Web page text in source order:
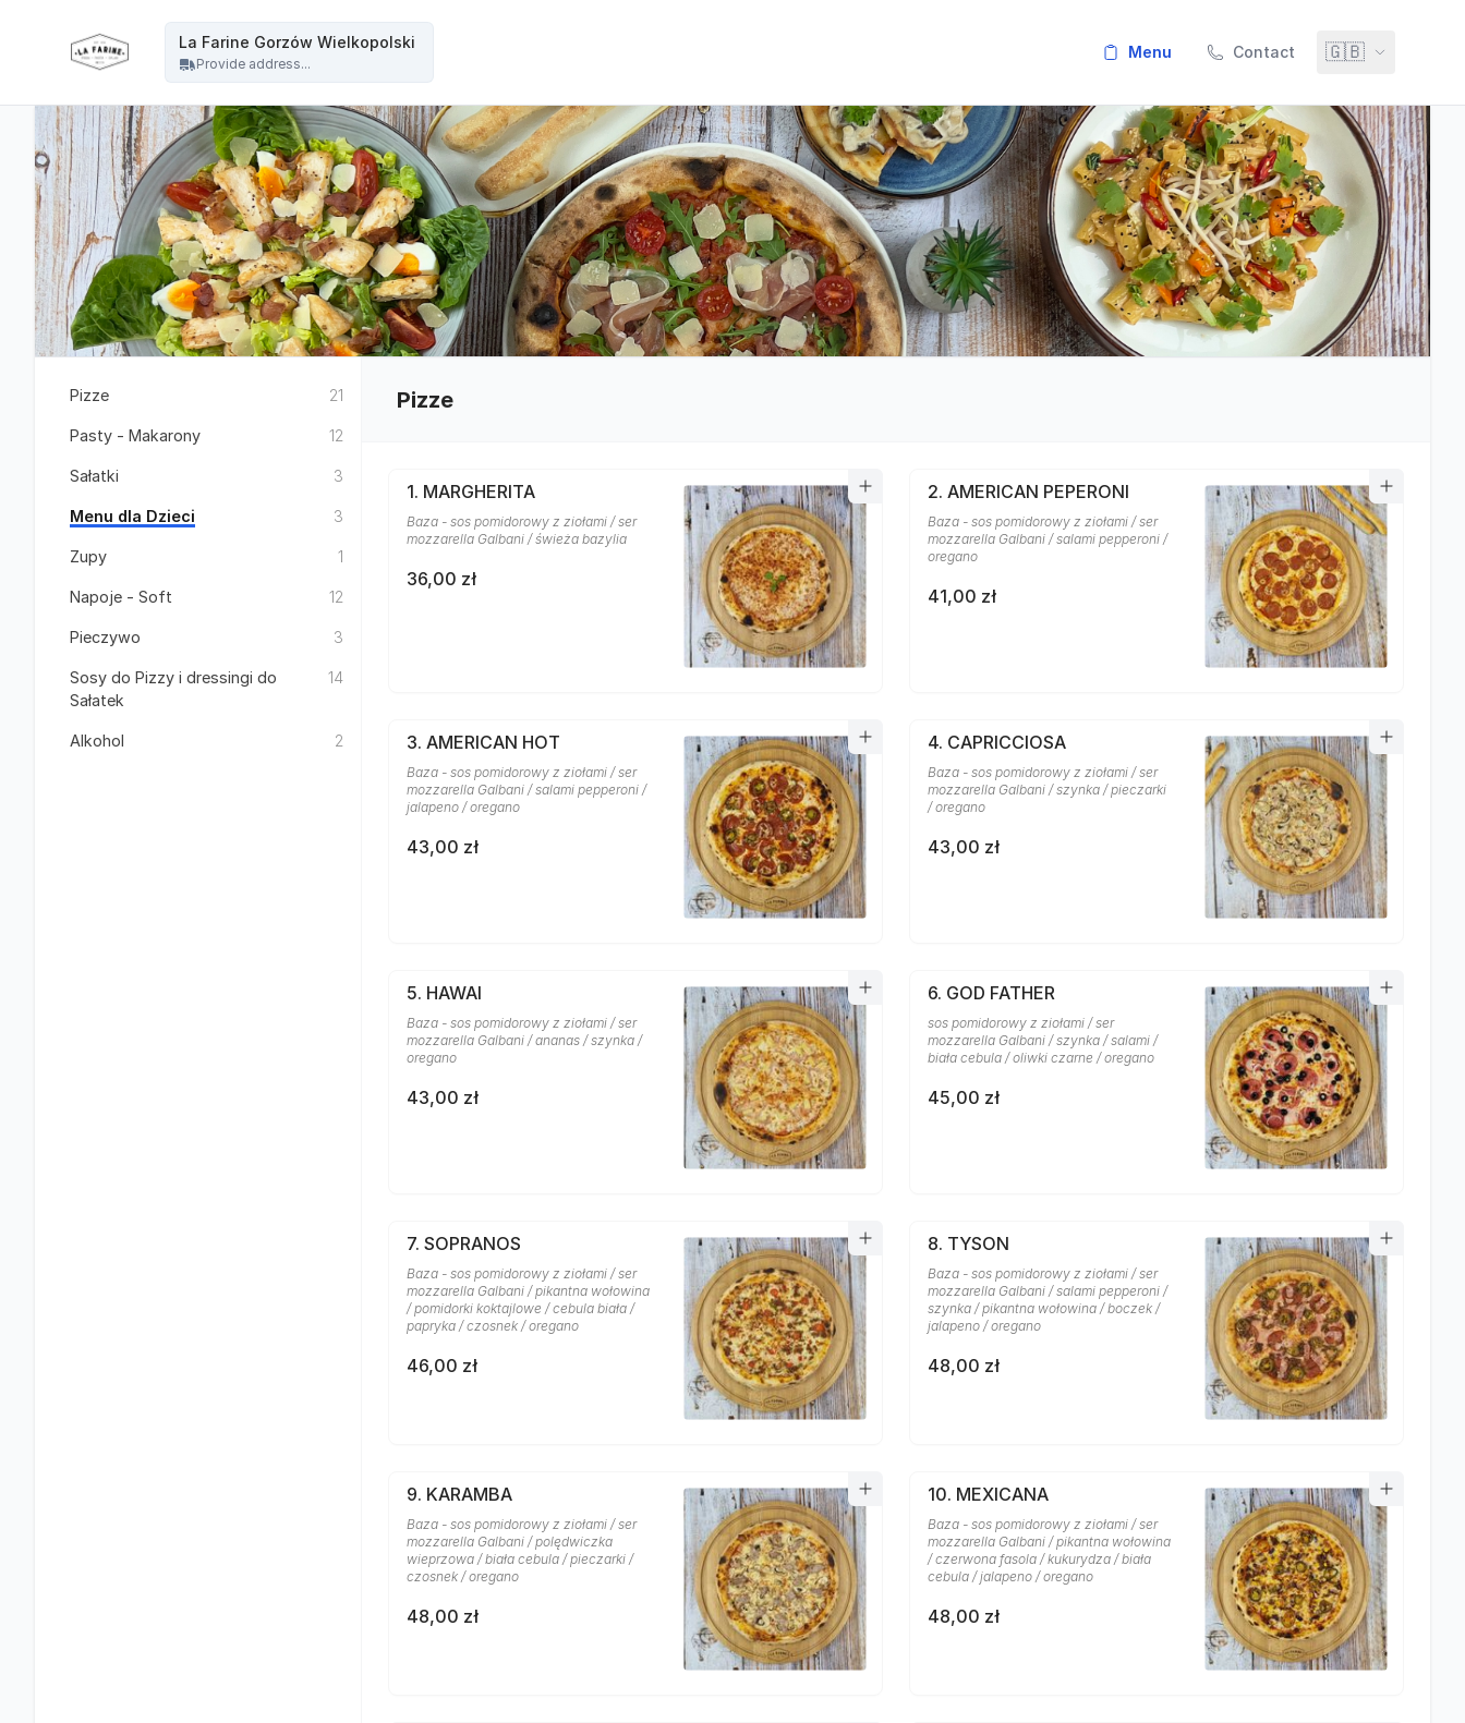
La Farine Gorzów Wielkopolski
Provide address...
menu Contact 🇬🇧
Pizze 21
Pasty - Makarony 12
Sałatki 3
Menu dla Dzieci 3
Zupy 1
Napoje - Soft 12
Pieczywo 3
Sosy do Pizzy i dressingi do
Sałatek
14
Alkohol 2
Pizze
1. MARGHERITA
Baza - sos pomidorowy z ziołami / ser
mozzarella Galbani / świeża bazylia
36,00 zł
2. AMERICAN PEPERONI
Baza - sos pomidorowy z ziołami / ser
mozzarella Galbani / salami pepperoni /
oregano
41,00 zł
3. AMERICAN HOT
Baza - sos pomidorowy z ziołami / ser
mozzarella Galbani / salami pepperoni /
jalapeno / oregano
43,00 zł
4. CAPRICCIOSA
Baza - sos pomidorowy z ziołami / ser
mozzarella Galbani / szynka / pieczarki
/ oregano
43,00 zł
5. HAWAI
Baza - sos pomidorowy z ziołami / ser
mozzarella Galbani / ananas / szynka /
oregano
43,00 zł
6. GOD FATHER
sos pomidorowy z ziołami / ser
mozzarella Galbani / szynka / salami /
biała cebula / oliwki czarne / oregano
45,00 zł
7. SOPRANOS
Baza - sos pomidorowy z ziołami / ser
mozzarella Galbani / pikantna wołowina
/ pomidorki koktajlowe / cebula biała /
papryka / czosnek / oregano
46,00 zł
8. TYSON
Baza - sos pomidorowy z ziołami / ser
mozzarella Galbani / salami pepperoni /
szynka / pikantna wołowina / boczek /
jalapeno / oregano
48,00 zł
9. KARAMBA
Baza - sos pomidorowy z ziołami / ser
mozzarella Galbani / polędwiczka
wieprzowa / biała cebula / pieczarki /
czosnek / oregano
48,00 zł
10. MEXICANA
Baza - sos pomidorowy z ziołami / ser
mozzarella Galbani / pikantna wołowina
/ czerwona fasola / kukurydza / biała
cebula / jalapeno / oregano
48,00 zł